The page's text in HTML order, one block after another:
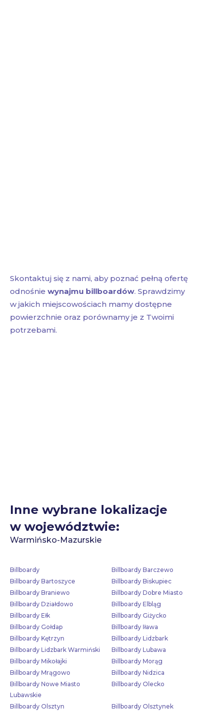
Skontaktuj się z nami, aby poznać pełną ofertę
odnośnie wynajmu billboardów. Sprawdzimy
w jakich miejscowościach mamy dostępne
powierzchnie oraz porównamy je z Twoimi
potrzebami.
Inne wybrane lokalizacje
w województwie:
Warmińsko-Mazurskie
Billboardy
Billboardy Barczewo
Billboardy Bartoszyce
Billboardy Biskupiec
Billboardy Braniewo
Billboardy Dobre Miasto
Billboardy Działdowo
Billboardy Elbląg
Billboardy Ełk
Billboardy Giżycko
Billboardy Gołdap
Billboardy Iława
Billboardy Kętrzyn
Billboardy Lidzbark
Billboardy Lidzbark Warmiński
Billboardy Lubawa
Billboardy Mikołajki
Billboardy Morąg
Billboardy Mrągowo
Billboardy Nidzica
Billboardy Nowe Miasto
Lubawskie
Billboardy Olecko
Billboardy Olsztyn Billboardy Olsztynek